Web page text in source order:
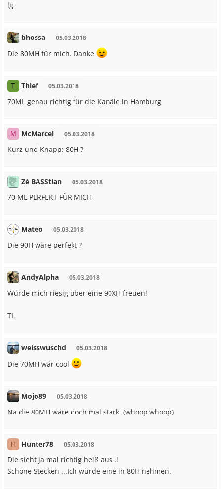
lg
bhossa 05.03.2018
Die 80MH für mich. Danke
T Thief 05.03.2018
70ML genau richtig für die Kanäle in Hamburg
M McMarcel 05.03.2018
Kurz und Knapp: 80H ?
Zé BASStian 05.03.2018
70 ML PERFEKT FÜR MICH
Mateo 05.03.2018
Die 90H wäre perfekt ?
AndyAlpha 05.03.2018
Würde mich riesig über eine 90XH freuen!
TL
weisswuschd 05.03.2018
Die 70MH wär cool
Mojo89 05.03.2018
Na die 80MH wäre doch mal stark. (whoop whoop)
H Hunter78 05.03.2018
Die sieht ja mal richtig heiß aus .!
Schöne Stecken ...Ich würde eine in 80H nehmen.